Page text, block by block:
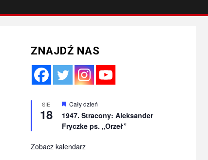
ZNAJDŹ NAS
SIE
18
Wyróżnione
Cały dzień
1947. Stracony: Aleksander
Fryczke ps. „Orzeł”
Zobacz kalendarz